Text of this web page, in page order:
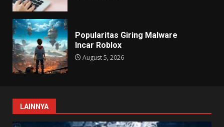
Popularitas Giring Malware
Incar Roblox
August 5, 2026
LAINNYA